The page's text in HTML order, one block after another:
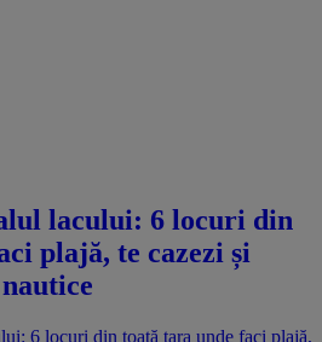
lacului: 6 locuri din
plajă, te cazezi și